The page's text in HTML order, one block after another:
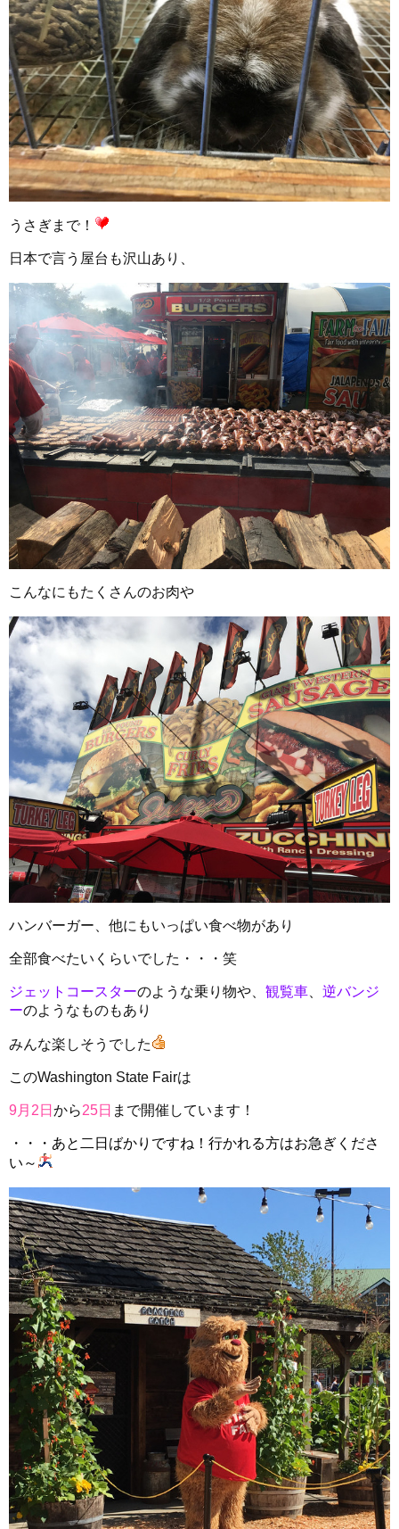
うさぎまで！
日本で言う屋台も沢山あり、
こんなにもたくさんのお肉や
ハンバーガー、他にもいっぱい食べ物があり
全部食べたいくらいでした・・・笑
ジェットコースターのような乗り物や、 観覧車
逆バンジ
ーのような ものもあり
みんな楽しそうでした
このWashington State Fairは
9月2日 から25日 まで開催しています！
・・・あと二日ばかりですね！行かれる方はお急ぎくださ
い～